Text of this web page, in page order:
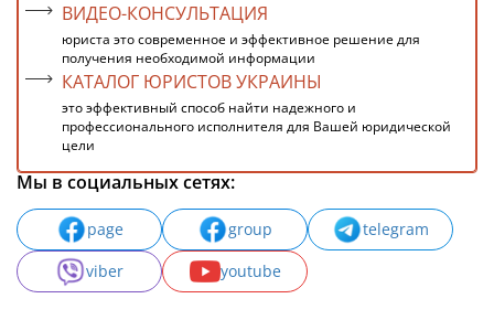
ВИДЕО-КОНСУЛЬТАЦИЯ
юриста это современное и эффективное решение для
получения необходимой информации
КАТАЛОГ ЮРИСТОВ УКРАИНЫ
это эффективный способ найти надежного и
профессионального исполнителя для Вашей юридической
цели
Мы в социальных сетях:
page group
telegram
viber
youtube